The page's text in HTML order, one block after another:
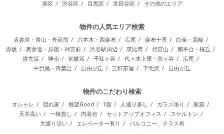
港区 渋谷区 目黒区 世田谷区 その他のエリア
物件の人気エリア検索
表参道・青山・外苑前 六本木・西麻布 広尾 麻布十番
白金・高輪
赤坂
表参道・原宿・神宮前 渋谷駅周辺 恵比寿 代官山
南平台・桜丘
道玄坂
神南 宮益坂 千駄ヶ谷 代々木上原・富ヶ谷
広尾
中目黒・青葉台
自由が丘 三軒茶屋 下北沢 自由が丘
物件のこだわり検索
オシャレ 隠れ家 眺望Good 1階 人通り多し ガラス張り
新築
天井高い
一棟貨し 内装有 セットアップオフィス
スケルトン
大通り沿い
エレベーター有り バルコニー、テラス有